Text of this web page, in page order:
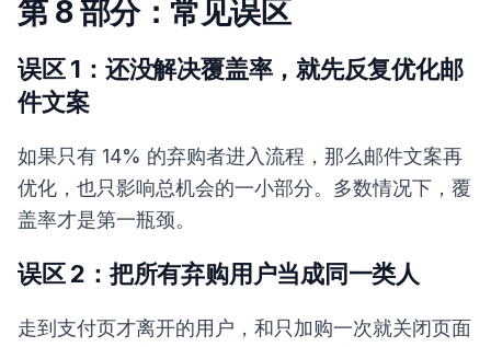
第 8 部分：常见误区
误区 1：还没解决覆盖率，就先反复优化邮
件文案
如果只有 14% 的弃购者进入流程，那么邮件文案再
优化，也只影响总机会的一小部分。多数情况下，覆
盖率才是第一瓶颈。
误区 2：把所有弃购用户当成同一类人
走到支付页才离开的用户，和只加购一次就关闭页面